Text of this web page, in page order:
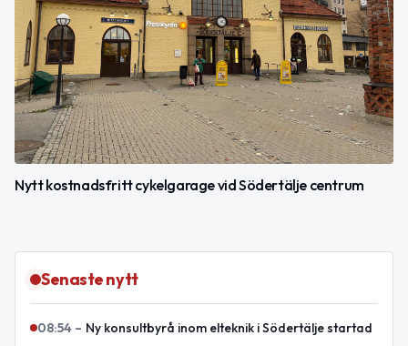
Nytt kostnadsfritt cykelgarage vid Södertälje centrum
Senaste nytt
08:54 – Ny konsultbyrå inom elteknik i Södertälje startad